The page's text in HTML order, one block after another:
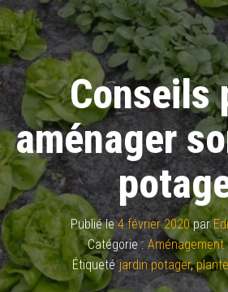
Conseils
aménager
Publié le4 février 2020par
Catégorie : Aménagement
Étiqueté jardin potager,